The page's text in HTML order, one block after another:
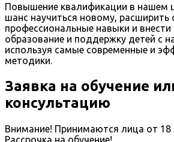
Повышение квалификации в нашем
шанс научиться новому, расширить
профессиональные навыки и внести
образование и поддержку детей с
используя самые современные и
методики.
Заявка на обучение
консультацию
Внимание! Принимаются лица от 18
Рассрочка на обучение!